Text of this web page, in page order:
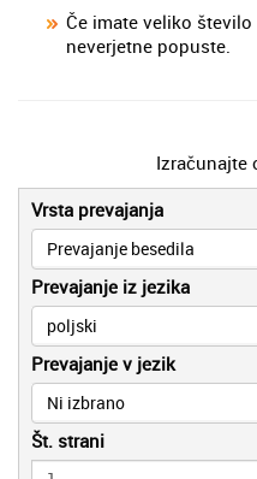
Če imate veliko
neverjetne popuste.
Izračunajte
Vrsta prevajanja
Prevajanje besedila
Prevajanje iz jezika
poljski
Prevajanje v jezik
Ni izbrano
Št. strani